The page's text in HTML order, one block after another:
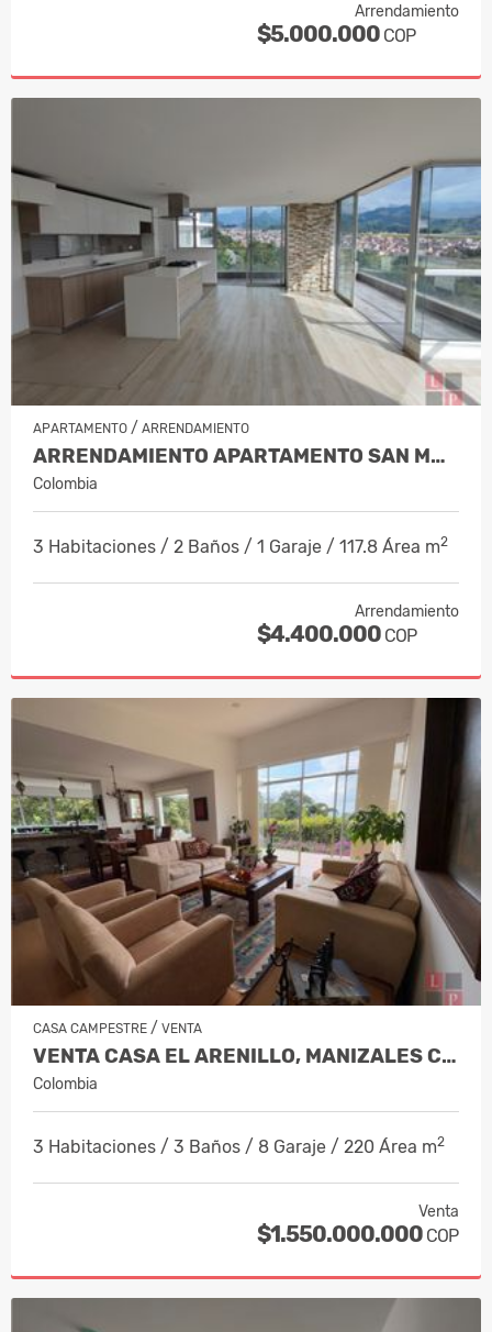
Arrendamiento
$5.000.000 COP
APARTAMENTO / ARRENDAMIENTO
ARRENDAMIENTO APARTAMENTO SAN MARC…
Colombia
3 Habitaciones / 2 Baños / 1 Garaje / 117.8 Área m2
Arrendamiento
$4.400.000 COP
CASA CAMPESTRE / VENTA
VENTA CASA EL ARENILLO, MANIZALES CO…
Colombia
3 Habitaciones / 3 Baños / 8 Garaje / 220 Área m2
Venta
$1.550.000.000 COP